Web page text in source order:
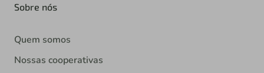
Sobre nós
Quem somos
Nossas cooperativas